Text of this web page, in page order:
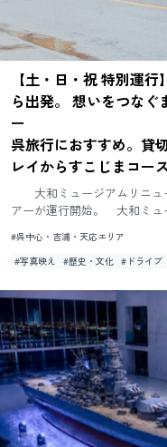
【土・日・祝 特別運
ら出発。 想いをつな
ー 【7月から9
呉旅行におすすめ。貸
レイからすこじまコー
大和ミュージアムリニュ
アーが運行開始。 大和ミュ
す...
#呉中心・吉浦・天応エリア
#写真映え
#歴史・文化 #ドライブ